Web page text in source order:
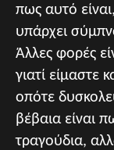
πως αυτό
υπάρχει
Άλλες φορές
γιατί είμαστε
οπότε
βέβαια είναι
τραγούδια,